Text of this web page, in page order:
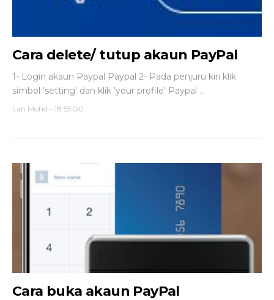
Cara delete/ tutup akaun PayPal
1- Login akaun Paypal Paypal 2- Pada penjuru kiri klik
simbol 'setting' dan klik 'your profile' Paypal ...
Lah Mohd - 18:55:00
Cara buka akaun PayPal